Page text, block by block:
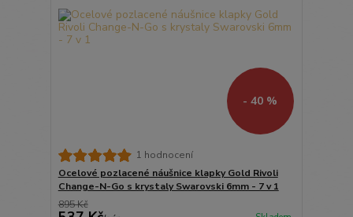
- 40 %
1 hodnocení
Ocelové pozlacené náušnice klapky Gold Rivoli
Change-N-Go s krystaly Swarovski 6mm - 7 v 1
895 Kč